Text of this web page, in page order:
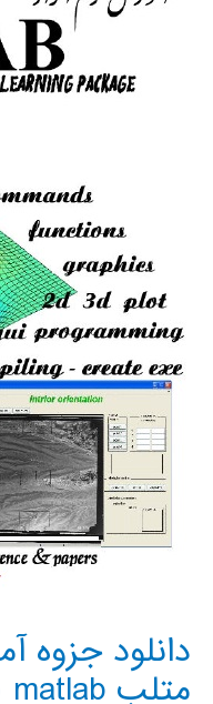
مختلف
آموزش
دانلود جزوه
متلب matlab (برمکی )